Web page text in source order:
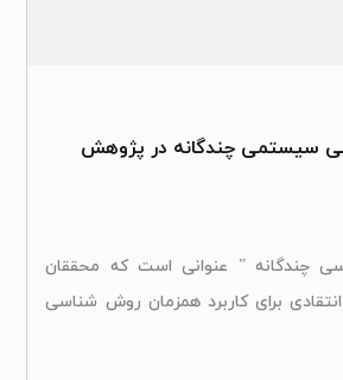
سیستمی چندگانه در پژوهش
چندگانه ” عنوانی است که محققان
برای کاربرد همزمان روش شناسی